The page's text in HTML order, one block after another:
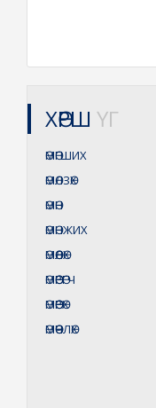
ХӨРШ ҮГ
ӨМӨГШИХ
ӨМӨЛЗӨХ
ӨМӨН
ӨМӨНЖИХ
ӨМӨӨЛӨХ
ӨМӨӨРӨГЧ
ӨМӨӨРӨХ
ӨМӨӨЧЛӨХ